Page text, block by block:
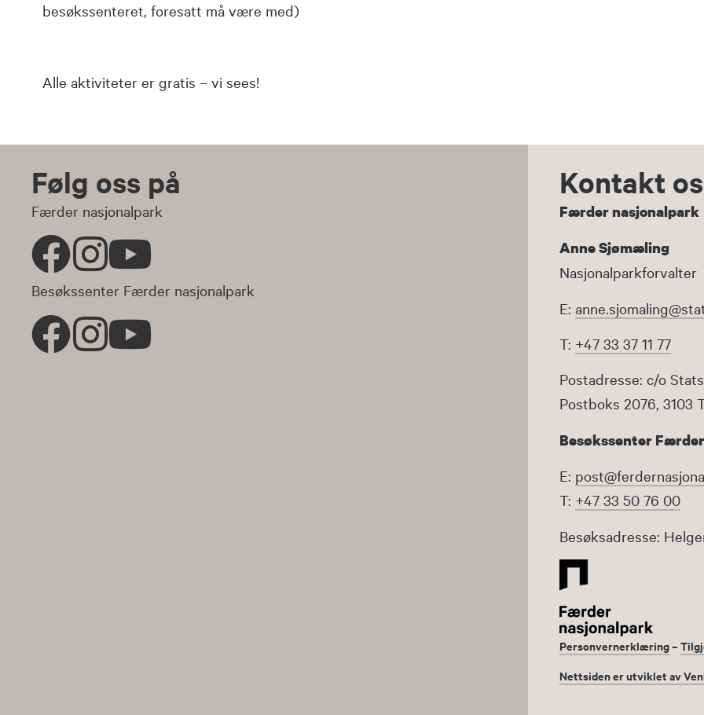
besøkssenteret, foresatt må være med)
Alle aktiviteter er gratis – vi sees!
Følg oss på
Færder nasjonalpark
Besøkssenter Færder nasjonalpark
Kontakt
Færder nasjonalpark
Anne Sjømæling
Nasjonalparkforvalter
E:
T: +47 33 37 11 77
Postadresse: c/o
Postboks 2076, 3103
Besøkssenter
E:
T: +47 33 50 76 00
Besøksadresse:
Personvernerklæring–
Nettsiden er utviklet av